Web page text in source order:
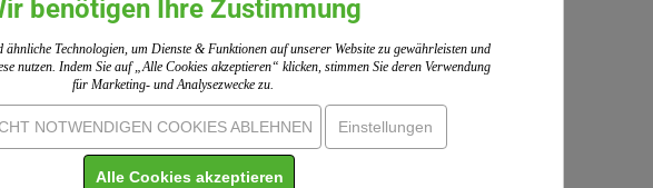
Bewertungen. ShopVote hat Maßnahmen getroffen, um
benötigen Ihre Zustimmung
ähnliche Technologien, um Dienste & Funktionen auf unserer Website zu gewährleisten und
nutzen. Indem Sie auf „Alle Cookies akzeptieren“ klicken, stimmen Sie deren Verwendung
für Marketing- und Analysezwecke zu.
NOTWENDIGEN COOKIES ABLEHNEN Einstellungen
Alle Cookies akzeptieren